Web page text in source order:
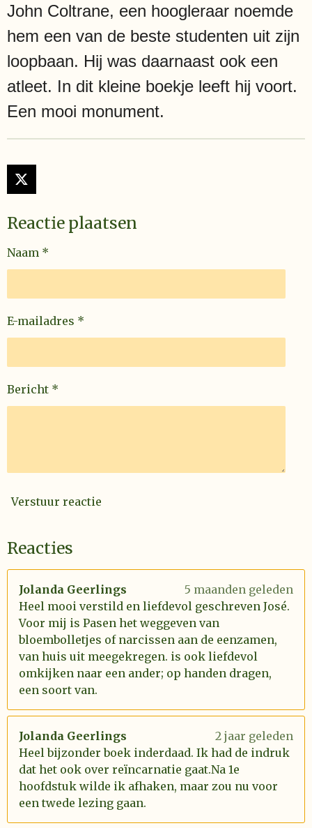
John Coltrane, een hoogleraar noemde
hem een van de beste studenten uit zijn
loopbaan. Hij was daarnaast ook een
atleet. In dit kleine boekje leeft hij voort.
Een mooi monument.
X
Reactie plaatsen
Naam *
E-mailadres *
Bericht *
Verstuur reactie
Reacties
Jolanda Geerlings
5 maanden geleden
Heel mooi verstild en liefdevol geschreven José.
Voor mij is Pasen het weggeven van
bloembolletjes of narcissen aan de eenzamen,
van huis uit meegekregen. is ook liefdevol
omkijken naar een ander; op handen dragen,
een soort van.
Jolanda Geerlings
2 jaar geleden
Heel bijzonder boek inderdaad. Ik had de indruk
dat het ook over reïncarnatie gaat.Na 1e
hoofdstuk wilde ik afhaken, maar zou nu voor
een twede lezing gaan.